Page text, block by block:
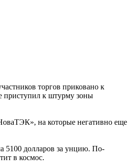
торгов приковано к
приступил к штурму зоны
на которые негативно еще
5100 долларов за унцию. По-
в космос.